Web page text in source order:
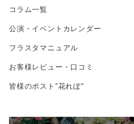
コラム一覧
公演・イベントカレンダー
フラスタマニュアル
お客様レビュー・口コミ
皆様のポスト”花れぽ”